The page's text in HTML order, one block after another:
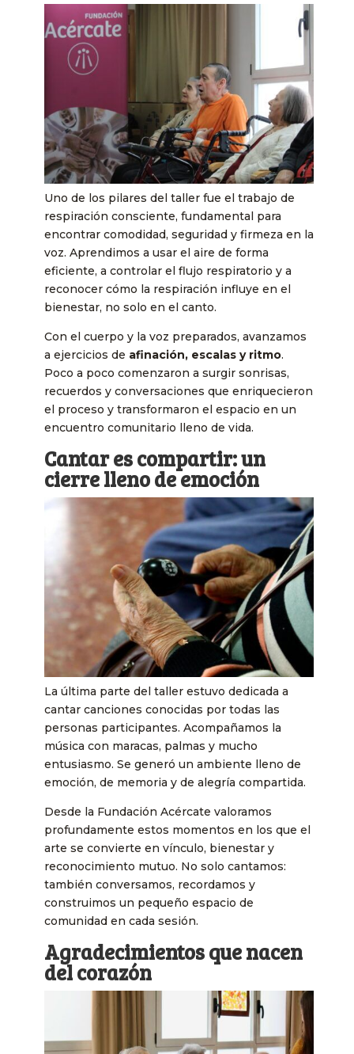
Uno de los pilares del taller fue el trabajo de
respiración consciente, fundamental para
encontrar comodidad, seguridad y firmeza en la
voz. Aprendimos a usar el aire de forma
eficiente, a controlar el flujo respiratorio y a
reconocer cómo la respiración influye en el
bienestar, no solo en el canto.
Con el cuerpo y la voz preparados, avanzamos
a ejercicios de afinación, escalas y ritmo.
Poco a poco comenzaron a surgir sonrisas,
recuerdos y conversaciones que enriquecieron
el proceso y transformaron el espacio en un
encuentro comunitario lleno de vida.
Cantar es compartir: un
cierre lleno de emoción
La última parte del taller estuvo dedicada a
cantar canciones conocidas por todas las
personas participantes. Acompañamos la
música con maracas, palmas y mucho
entusiasmo. Se generó un ambiente lleno de
emoción, de memoria y de alegría compartida.
Desde la Fundación Acércate valoramos
profundamente estos momentos en los que el
arte se convierte en vínculo, bienestar y
reconocimiento mutuo. No solo cantamos:
también conversamos, recordamos y
construimos un pequeño espacio de
comunidad en cada sesión.
Agradecimientos que nacen
del corazón